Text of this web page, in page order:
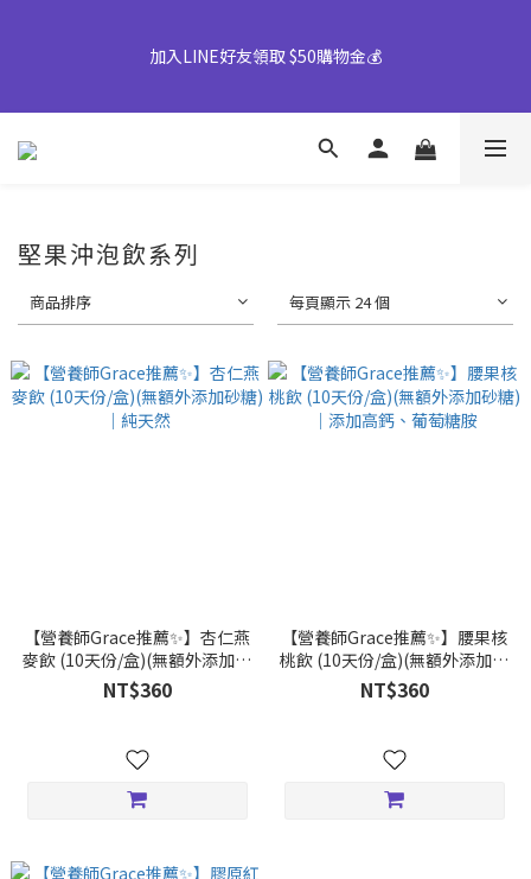
詢價或致電專人服務 04-25355777#25
加入LINE好友領取 $50購物金💰
👉風味堅果系列(鹹蛋肉鬆除外)產地將移轉至越南，商品皆有經過
【早鳥優惠倒數中】中秋禮盒82折起｜50盒以上另享優惠➤ 點我
詢價或致電專人服務 04-25355777#25
堅果沖泡飲系列
商品排序 每頁顯示 24 個
【營養師Grace推薦✨】杏仁燕
麥飲 (10天份/盒)(無額外添加砂
糖)｜純天然
NT$360
【營養師Grace推薦✨】腰果核
桃飲 (10天份/盒)(無額外添加砂
糖)｜添加高鈣、葡萄糖胺
NT$360